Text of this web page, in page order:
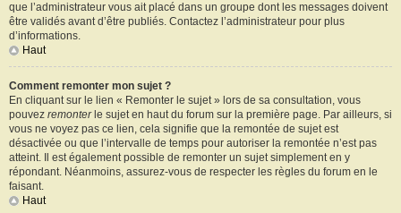
que l’administrateur vous ait placé dans un groupe dont les messages doivent
être validés avant d’être publiés. Contactez l’administrateur pour plus
d’informations.
Haut
Comment remonter mon sujet ?
En cliquant sur le lien « Remonter le sujet » lors de sa consultation, vous
pouvez remonterle sujet en haut du forum sur la première page. Par ailleurs, si
vous ne voyez pas ce lien, cela signifie que la remontée de sujet est
désactivée ou que l’intervalle de temps pour autoriser la remontée n’est pas
atteint. Il est également possible de remonter un sujet simplement en y
répondant. Néanmoins, assurez-vous de respecter les règles du forum en le
faisant.
Haut